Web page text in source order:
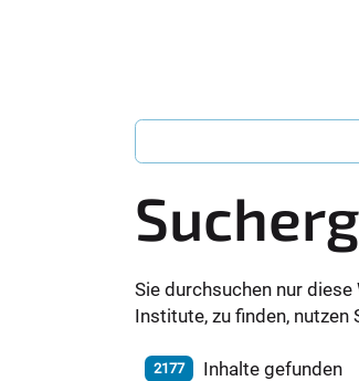
Sie durchsuchen nur
Institute, zu finden, nutzen
2177 Inhalte gefunden